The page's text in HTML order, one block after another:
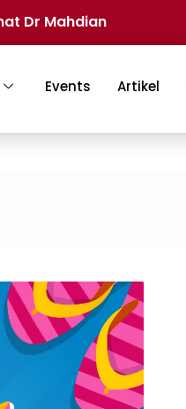
Dr Mahdian
Events Artikel